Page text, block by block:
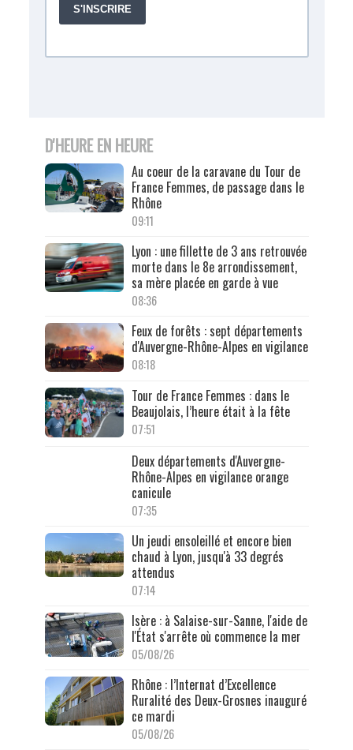
D'HEURE EN HEURE
Au coeur de la caravane du Tour de
France Femmes, de passage dans le
Rhône
09:11
Lyon : une fillette de 3 ans retrouvée
morte dans le 8e arrondissement,
sa mère placée en garde à vue
08:36
Feux de forêts : sept départements
d'Auvergne-Rhône-Alpes en vigilance
08:18
Tour de France Femmes : dans le
Beaujolais, l’heure était à la fête
07:51
Deux départements d'Auvergne-
Rhône-Alpes en vigilance orange
canicule
07:35
Un jeudi ensoleillé et encore bien
chaud à Lyon, jusqu'à 33 degrés
attendus
07:14
Isère : à Salaise-sur-Sanne, l'aide de
l'État s'arrête où commence la mer
05/08/26
Rhône : l’Internat d’Excellence
Ruralité des Deux-Grosnes inauguré
ce mardi
05/08/26